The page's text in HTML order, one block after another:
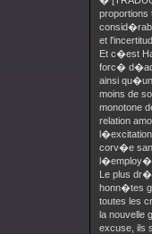
proportions
et
Et c�est
forc�
ainsi
moins de
monotone
relation
corv�e
Le plus
honn�tes
toutes les
la nouvelle
excuse, ils